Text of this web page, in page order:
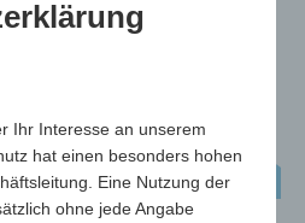
Ihr Interesse an unserem
hat einen besonders hohen
Eine Nutzung der
ohne jede Angabe